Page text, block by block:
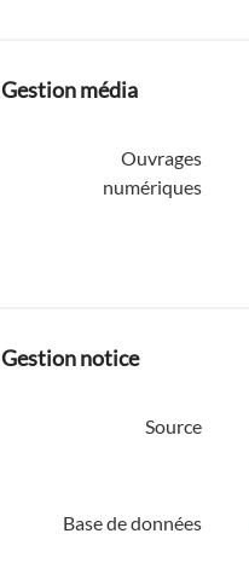
Gestion média
Ouvrages
numériques
Gestion notice
Source
Base de données